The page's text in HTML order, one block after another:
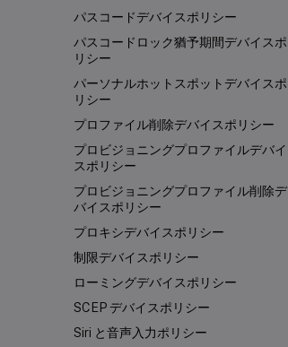
パスコードデバイスポリシー
パスコードロック猶予期間デバイスポ
リシー
パーソナルホットスポットデバイスポ
リシー
プロファイル削除デバイスポリシー
プロビジョニングプロファイルデバイ
スポリシー
プロビジョニングプロファイル削除デ
バイスポリシー
プロキシデバイスポリシー
制限デバイスポリシー
ローミングデバイスポリシー
SCEP デバイスポリシー
Siri と音声入力ポリシー